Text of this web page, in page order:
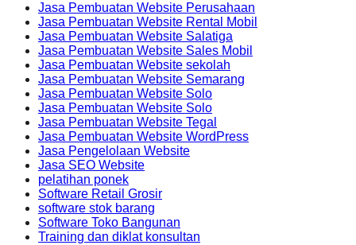
Jasa Pembuatan Website Perusahaan
Jasa Pembuatan Website Rental Mobil
Jasa Pembuatan Website Salatiga
Jasa Pembuatan Website Sales Mobil
Jasa Pembuatan Website sekolah
Jasa Pembuatan Website Semarang
Jasa Pembuatan Website Solo
Jasa Pembuatan Website Solo
Jasa Pembuatan Website Tegal
Jasa Pembuatan Website WordPress
Jasa Pengelolaan Website
Jasa SEO Website
pelatihan ponek
Software Retail Grosir
software stok barang
Software Toko Bangunan
Training dan diklat konsultan